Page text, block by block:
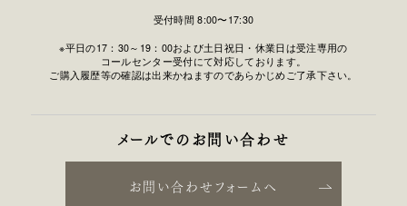
受付時間 8:00〜17:30
※平日の17：30～19：00および土日祝日・休業日は受注専用の
コールセンター受付にて対応しております。
ご購入履歴等の確認は出来かねますのであらかじめご了承下さい。
メールでのお問い合わせ
お問い合わせフォームへ